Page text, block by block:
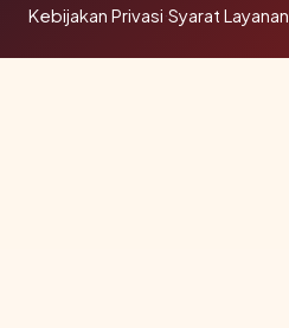
Kebijakan Privasi·Syarat Layanan